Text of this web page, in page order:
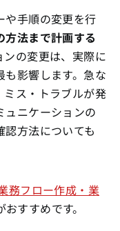
や手順の変更を行
法まで計画する
の変更は、実際に
影響します。急な
ミス・トラブルが発
ュニケーションの
方法についても
務フロー作成・業
すすめです。